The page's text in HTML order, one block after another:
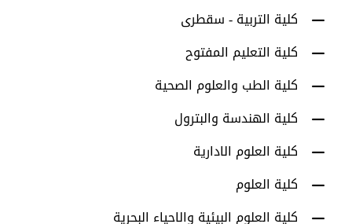
كلية التربية - سقطرى
كلية التعليم المفتوح
كلية الطب والعلوم الصحية
كلية الهندسة والبترول
كلية العلوم الادارية
كلية العلوم
كلية العلوم البيئية والاحياء البحرية